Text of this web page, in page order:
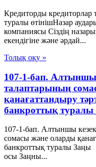
Кредиторды кредиторлар
туралы өтінішНазар
компаниясы Сіздің
екендігіне және әрдай...
Толық оқу »
107-1-бап. Алтыншы
талаптарының
қанағаттандыру
банкроттық
107-1-бап. Алтыншы
сомасы және оларды
банкроттық туралы Заңы
осы Заңны...